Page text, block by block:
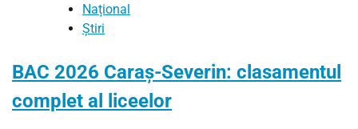
Național
Știri
BAC 2026 Caraș-Severin: clasamentul
complet al liceelor